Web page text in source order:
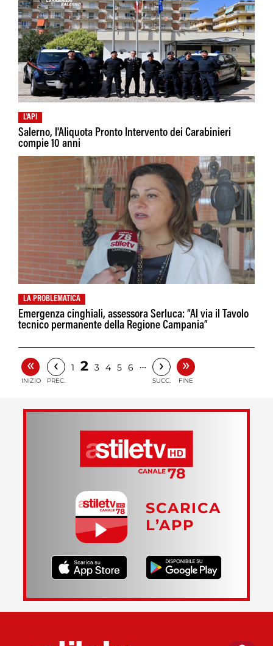
L'API
Salerno, l'Aliquota Pronto Intervento dei Carabinieri
compie 10 anni
LA PROBLEMATICA
Emergenza cinghiali, assessora Serluca: “Al via il Tavolo
tecnico permanente della Regione Campania”
«
INIZIO
‹
PREC.
1 2 3 4 5 6 … ›
SUCC.
»
FINE
SCARICA
L’APP